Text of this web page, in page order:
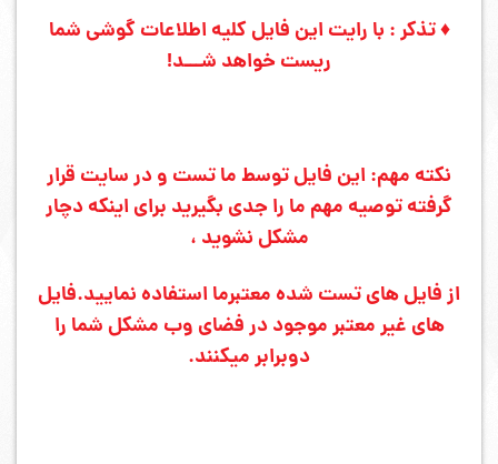
♦ تذکر : با رایت این فایل کلیه اطلاعات گوشی شما
ریست خواهد شـــد!
نکته مهم: این فایل توسط ما تست و در سایت قرار
گرفته توصیه مهم ما را جدی بگیرید برای اینکه دچار
مشکل نشوید ،
از فایل های تست شده معتبرما استفاده نمایید.فایل
های غیر معتبر موجود در فضای وب مشکل شما را
دوبرابر میکنند.